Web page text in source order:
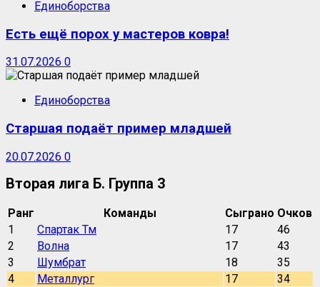
Единоборства
Есть ещё порох у мастеров ковра!
31.07.2026 0
Единоборства
Старшая подаёт пример младшей
20.07.2026 0
Вторая лига Б. Группа 3
Ранг Команды Сыграно Очков
1
Спартак Тм 17
46
2
Волна 17
43
3
Шумбрат 18
35
4
Металлург 17
34